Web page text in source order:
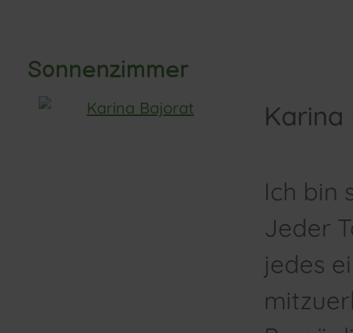
Sonnenzimmer
Ich bin
Jeder
jedes